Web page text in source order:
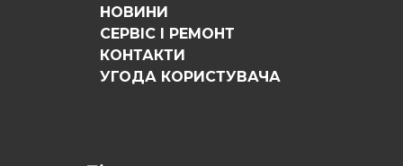
НОВИНИ
СЕРВІС І РЕМОНТ
КОНТАКТИ
УГОДА КОРИСТУВАЧА